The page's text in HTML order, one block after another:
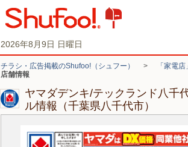
2026年8月9日 日曜日
チラシ・広告掲載のShufoo!（シュフー） > 「家電
店舗情報
ヤマダデンキ/テックランド八千
ル情報（千葉県八千代市）